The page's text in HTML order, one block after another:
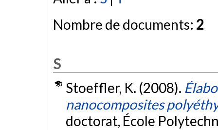
Nombre de documents: 2
S
Stoeffler, K. (2008).
nanocomposites
doctorat, École